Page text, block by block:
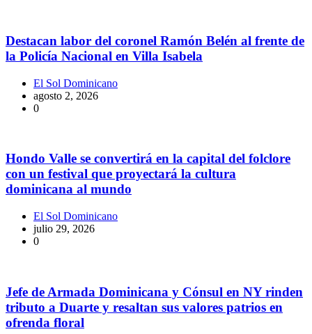
Destacan labor del coronel Ramón Belén al frente de
la Policía Nacional en Villa Isabela
El Sol Dominicano
agosto 2, 2026
0
Hondo Valle se convertirá en la capital del folclore
con un festival que proyectará la cultura
dominicana al mundo
El Sol Dominicano
julio 29, 2026
0
Jefe de Armada Dominicana y Cónsul en NY rinden
tributo a Duarte y resaltan sus valores patrios en
ofrenda floral